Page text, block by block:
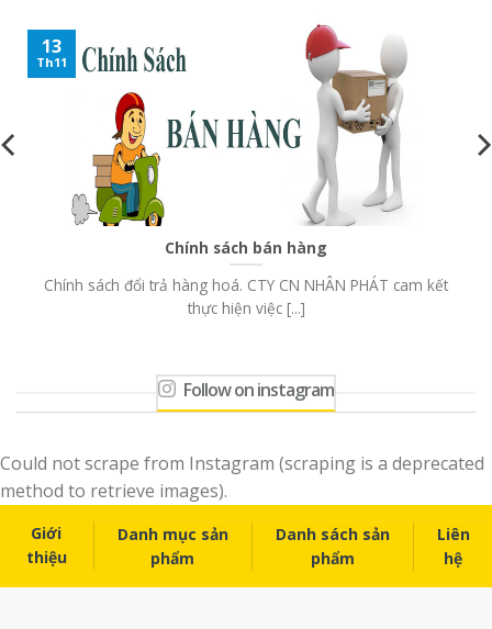
Chính sách bán hàng
Chính sách đổi trả hàng hoá. CTY CN NHÂN PHÁT cam kết
thực hiện việc [...]
13
Th11
Follow on instagram
Could not scrape from Instagram (scraping is a deprecated
method to retrieve images).
Giới
thiệu
Danh mục sản
phẩm
Danh sách sản
phẩm
Liên
hệ